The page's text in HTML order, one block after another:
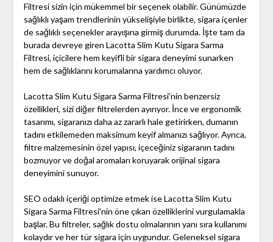
Filtresi sizin için mükemmel bir seçenek olabilir. Günümüzde
sağlıklı yaşam trendlerinin yükselişiyle birlikte, sigara içenler
de sağlıklı seçenekler arayışına girmiş durumda. İşte tam da
burada devreye giren Lacotta Slim Kutu Sigara Sarma
Filtresi, içicilere hem keyifli bir sigara deneyimi sunarken
hem de sağlıklarını korumalarına yardımcı oluyor.
Lacotta Slim Kutu Sigara Sarma Filtresi'nin benzersiz
özellikleri, sizi diğer filtrelerden ayırıyor. İnce ve ergonomik
tasarımı, sigaranızı daha az zararlı hale getirirken, dumanın
tadını etkilemeden maksimum keyif almanızı sağlıyor. Ayrıca,
filtre malzemesinin özel yapısı, içeceğiniz sigaranın tadını
bozmuyor ve doğal aromaları koruyarak orijinal sigara
deneyimini sunuyor.
SEO odaklı içeriği optimize etmek ise Lacotta Slim Kutu
Sigara Sarma Filtresi'nin öne çıkan özelliklerini vurgulamakla
başlar. Bu filtreler, sağlık dostu olmalarının yanı sıra kullanımı
kolaydır ve her tür sigara için uygundur. Geleneksel sigara